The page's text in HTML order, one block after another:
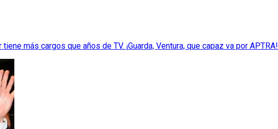
más cargos que años de TV. ¡Guarda, Ventura, que capaz va por APTRA!